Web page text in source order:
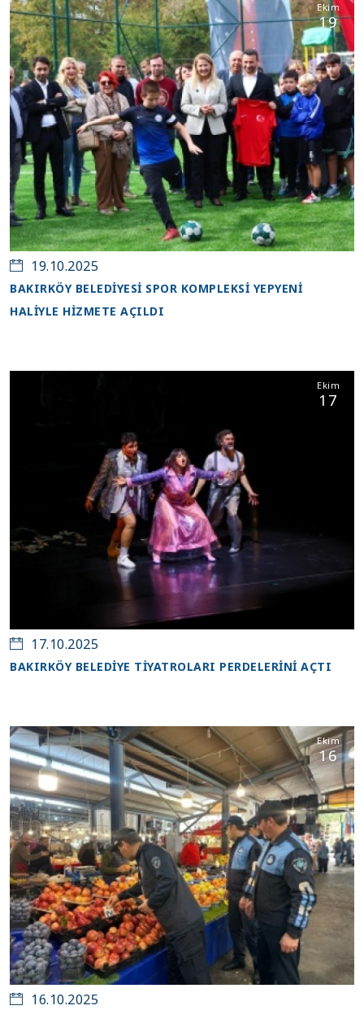
Ekim
19
19.10.2025
BAKIRKÖY BELEDİYESİ SPOR KOMPLEKSİ YEPYENİ
HALİYLE HİZMETE AÇILDI
Ekim
17
17.10.2025
BAKIRKÖY BELEDİYE TİYATROLARI PERDELERİNİ AÇTI
Ekim
16
16.10.2025